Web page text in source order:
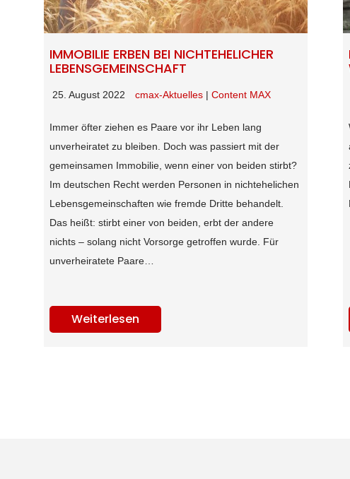
IMMOBILIE ERBEN BEI NICHTEHELICHER
LEBENSGEMEINSCHAFT
25. August 2022 cmax-Aktuelles | Content MAX
Immer öfter ziehen es Paare vor ihr Leben lang
unverheiratet zu bleiben. Doch was passiert mit der
gemeinsamen Immobilie, wenn einer von beiden stirbt?
Im deutschen Recht werden Personen in nichtehelichen
Lebensgemeinschaften wie fremde Dritte behandelt.
Das heißt: stirbt einer von beiden, erbt der andere
nichts – solang nicht Vorsorge getroffen wurde. Für
unverheiratete Paare…
Weiterlesen